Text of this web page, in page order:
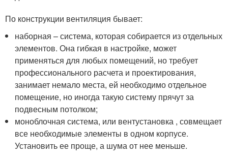
По конструкции вентиляция бывает:
наборная – система, которая собирается из отдельных
элементов. Она гибкая в настройке, может
применяться для любых помещений, но требует
профессионального расчета и проектирования,
занимает немало места, ей необходимо отдельное
помещение, но иногда такую систему прячут за
подвесным потолком;
моноблочная система, или вентустановка , совмещает
все необходимые элементы в одном корпусе.
Установить ее проще, а шума от нее меньше.